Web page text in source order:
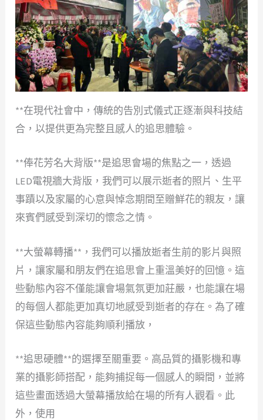
**在現代社會中，傳統的告別式儀式正逐漸與科技結
合，以提供更為完整且感人的追思體驗。
**俸花芳名大背版**是追思會場的焦點之一，透過
LED電視牆大背版，我們可以展示逝者的照片、生平
事蹟以及家屬的心意與悼念期間至贈鮮花的親友，讓
來賓們感受到深切的懷念之情。
**大螢幕轉播**，我們可以播放逝者生前的影片與照
片，讓家屬和朋友們在追思會上重溫美好的回憶。這
些動態內容不僅能讓會場氣氛更加莊嚴，也能讓在場
的每個人都能更加真切地感受到逝者的存在。為了確
保這些動態內容能夠順利播放，
**追思硬體**的選擇至關重要。高品質的攝影機和專
業的攝影師搭配，能夠捕捉每一個感人的瞬間，並將
這些畫面透過大螢幕播放給在場的所有人觀看。此
外，使用